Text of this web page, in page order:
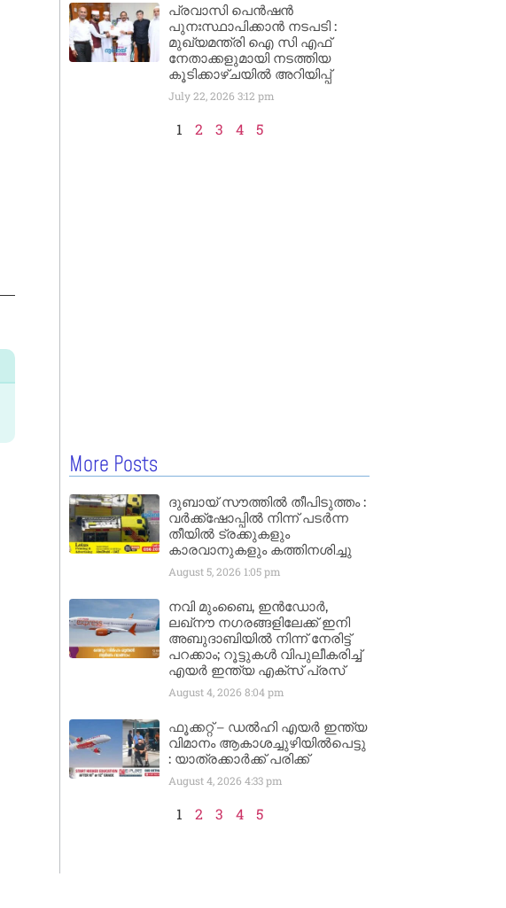
പ്രവാസി പെൻഷൻ
പുനഃസ്ഥാപിക്കാൻ നടപടി :
മുഖ്യമന്ത്രി ഐ സി എഫ്
നേതാക്കളുമായി നടത്തിയ
കൂടിക്കാഴ്ചയിൽ അറിയിപ്പ്
July 22, 2026 3:12 pm
1 2 3 4 5
More Posts
ദുബായ് സൗത്തിൽ തീപിടുത്തം :
വർക്ക്‌ഷോപ്പിൽ നിന്ന് പടർന്ന
തീയിൽ ട്രക്കുകളും
കാരവാനുകളും കത്തിനശിച്ചു
August 5, 2026 1:05 pm
നവി മുംബൈ, ഇൻഡോർ,
ലഖ്നൗ നഗരങ്ങളിലേക്ക് ഇനി
അബുദാബിയിൽ നിന്ന് നേരിട്ട്
പറക്കാം; റൂട്ടുകൾ വിപുലീകരിച്ച്
എയർ ഇന്ത്യ എക്സ് പ്രസ്
August 4, 2026 8:04 pm
ഫൂക്കറ്റ് – ഡൽഹി എയര്‍ ഇന്ത്യ
വിമാനം ആകാശച്ചുഴിയില്‍പെട്ടു
: യാത്രക്കാര്‍ക്ക് പരിക്ക്
August 4, 2026 4:33 pm
1 2 3 4 5